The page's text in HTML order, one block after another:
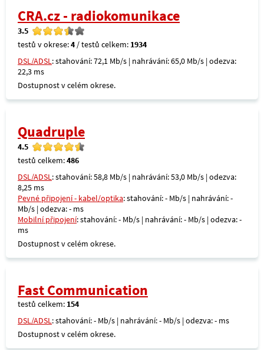
CRA.cz - radiokomunikace
3.5
testů v okrese:4 / testů celkem: 1934
DSL/ADSL: stahování: 72,1 Mb/s | nahrávání: 65,0 Mb/s | odezva:
22,3 ms
Dostupnost v celém okrese.
Quadruple
4.5
testů celkem:486
DSL/ADSL: stahování: 58,8 Mb/s | nahrávání: 53,0 Mb/s | odezva:
8,25 ms
Pevné připojení - kabel/optika: stahování: - Mb/s | nahrávání: -
Mb/s | odezva: - ms
Mobilní připojení: stahování: - Mb/s | nahrávání: - Mb/s | odezva: -
ms
Dostupnost v celém okrese.
Fast Communication
testů celkem: 154
DSL/ADSL: stahování: - Mb/s | nahrávání: - Mb/s | odezva: - ms
Dostupnost v celém okrese.